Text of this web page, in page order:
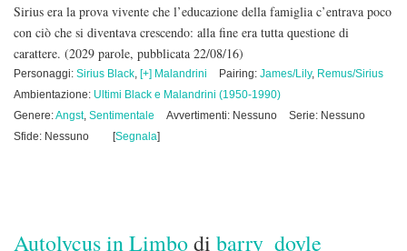
Sirius era la prova vivente che l’educazione della famiglia c’entrava poco
con ciò che si diventava crescendo: alla fine era tutta questione di
carattere. (2029 parole, pubblicata 22/08/16)
Personaggi: Sirius Black, [+] Malandrini Pairing: James/Lily, Remus/Sirius
Ambientazione: Ultimi Black e Malandrini (1950-1990)
Genere:Angst, Sentimentale Avvertimenti: Nessuno
Serie: Nessuno
Sfide: Nessuno
[Segnala]
Autolycus in Limbodi barry_doyle